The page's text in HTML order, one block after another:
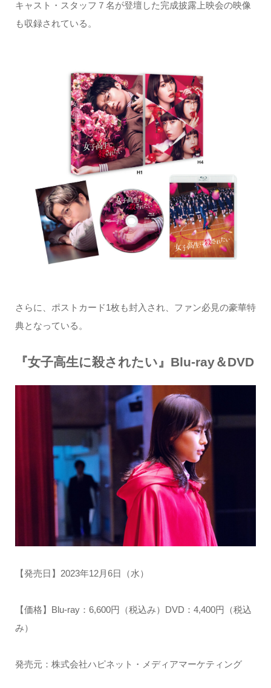
キャスト・スタッフ７名が登壇した完成披露上映会の映像
も収録されている。
さらに、ポストカード1枚も封入され、ファン必見の豪華特
典となっている。
『女子高生に殺されたい』Blu-ray＆DVD
【発売日】2023年12月6日（水）
【価格】Blu-ray：6,600円（税込み）DVD：4,400円（税込
み）
発売元：株式会社ハピネット・メディアマーケティング